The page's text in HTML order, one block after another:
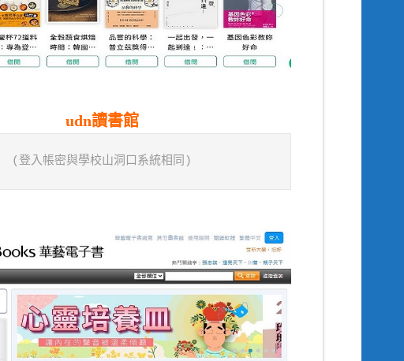
udn讀書館
(登入帳密與學校山洞口系統相同)